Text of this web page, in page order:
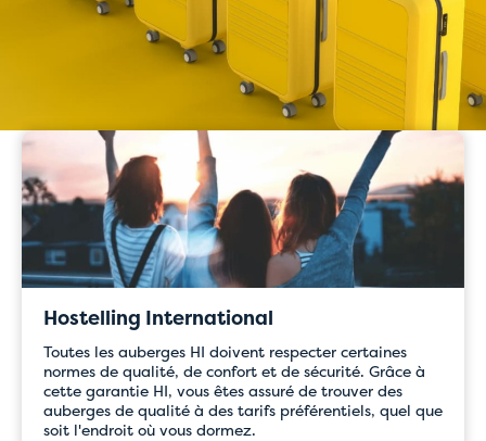
Hostelling International
Toutes les auberges HI doivent respecter certaines
normes de qualité, de confort et de sécurité. Grâce à
cette garantie HI, vous êtes assuré de trouver des
auberges de qualité à des tarifs préférentiels, quel que
soit l'endroit où vous dormez.